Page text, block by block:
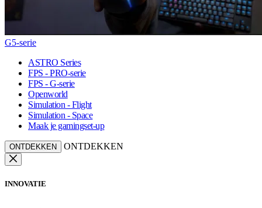
G5-serie
ASTRO Series
FPS - PRO-serie
FPS - G-serie
Openworld
Simulation - Flight
Simulation - Space
Maak je gamingset-up
ONTDEKKEN ONTDEKKEN
INNOVATIE